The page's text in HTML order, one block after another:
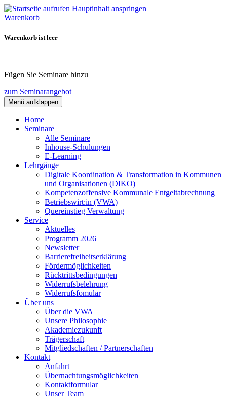
Hauptinhalt anspringen
Warenkorb
Warenkorb ist leer
Fügen Sie Seminare hinzu
zum Seminarangebot
Menü aufklappen
Home
Seminare
Alle Seminare
Inhouse-Schulungen
E-Learning
Lehrgänge
Digitale Koordination & Transformation in Kommunen
und Organisationen (DIKO)
Kompetenzoffensive Kommunale Entgeltabrechnung
Betriebswirt:in (VWA)
Quereinstieg Verwaltung
Service
Aktuelles
Programm 2026
Newsletter
Barrierefreiheitserklärung
Fördermöglichkeiten
Rücktrittsbedingungen
Widerrufsbelehrung
Widerrufsfomular
Über uns
Über die VWA
Unsere Philosophie
Akademiezukunft
Trägerschaft
Mitgliedschaften / Partnerschaften
Kontakt
Anfahrt
Übernachtungsmöglichkeiten
Kontaktformular
Unser Team